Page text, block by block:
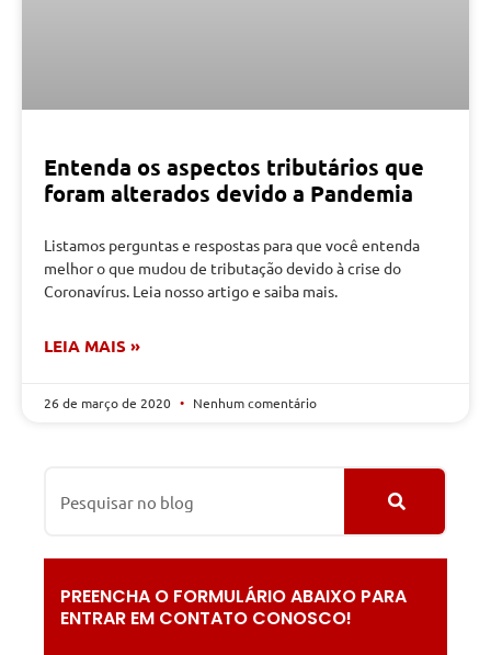
Entenda os aspectos tributários que
foram alterados devido a Pandemia
Listamos perguntas e respostas para que você entenda
melhor o que mudou de tributação devido à crise do
Coronavírus. Leia nosso artigo e saiba mais.
LEIA MAIS »
26 de março de 2020 Nenhum comentário
PREENCHA O FORMULÁRIO ABAIXO PARA
ENTRAR EM CONTATO CONOSCO!